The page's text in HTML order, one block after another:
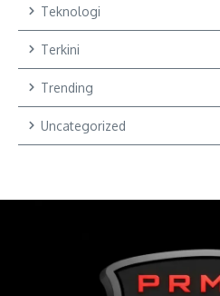
Teknologi
Terkini
Trending
Uncategorized